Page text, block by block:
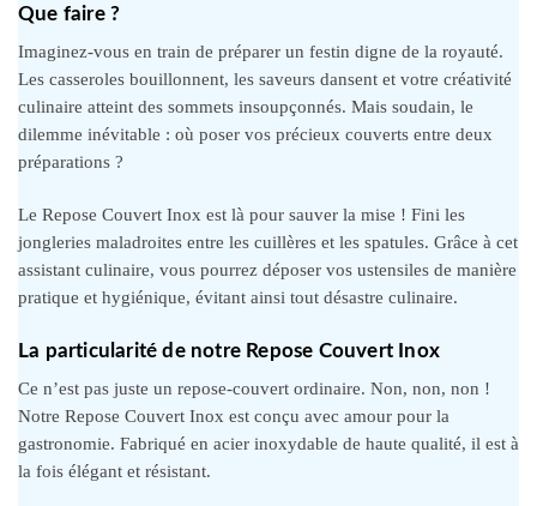
Que faire ?
Imaginez-vous en train de préparer un festin digne de la royauté.
Les casseroles bouillonnent, les saveurs dansent et votre créativité
culinaire atteint des sommets insoupçonnés. Mais soudain, le
dilemme inévitable : où poser vos précieux couverts entre deux
préparations ?
Le Repose Couvert Inox est là pour sauver la mise ! Fini les
jongleries maladroites entre les cuillères et les spatules. Grâce à cet
assistant culinaire, vous pourrez déposer vos ustensiles de manière
pratique et hygiénique, évitant ainsi tout désastre culinaire.
La particularité de notre Repose Couvert Inox
Ce n’est pas juste un repose-couvert ordinaire. Non, non, non !
Notre Repose Couvert Inox est conçu avec amour pour la
gastronomie. Fabriqué en acier inoxydable de haute qualité, il est à
la fois élégant et résistant.